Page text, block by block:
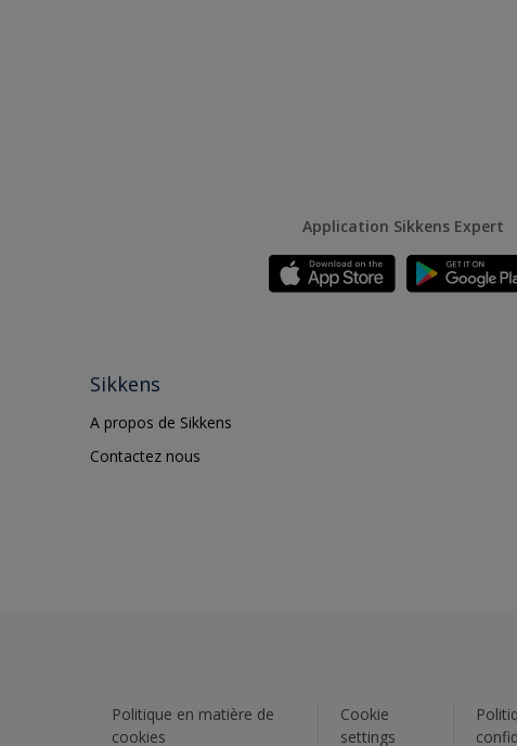
Application Sikkens Expert
Sikkens
A propos de Sikkens
Contactez nous
Politique en matière de
cookies
Cookie
settings